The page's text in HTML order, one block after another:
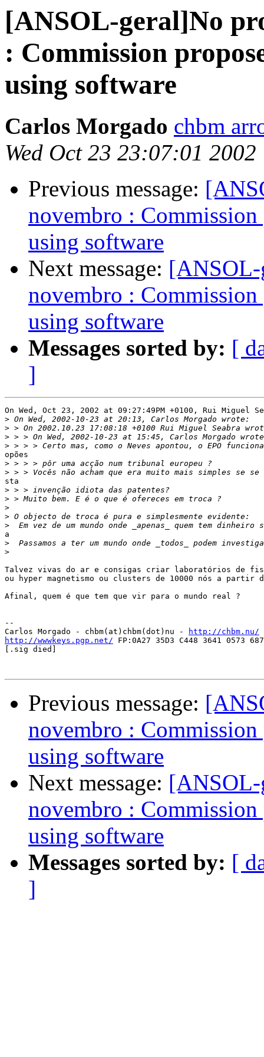
[ANSOL-geral]No
: Commission
using software
Carlos Morgado chbm
Wed Oct 23 23:07:01 2002
Previous message:
novembro :
using software
Next message: [ANSOL-
novembro :
using software
Messages sorted by: [
]
On Wed, Oct 23, 2002 at 09:27:49PM +0100, Rui Miguel
>
>
>
>
opões
>
>
sta
>
>
>
>
>
a
>
>
Talvez vivas do ar e consigas criar laboratórios de
ou hyper magnetismo ou clusters de 10000 nós a partir
Afinal, quem é que tem que vir para o mundo real ?
--
Carlos Morgado - chbm(at)chbm(dot)nu -
http://chbm.nu/
http://wwwkeys.pgp.net/ FP:0A27 35D3 C448 3641 0573
[.sig died]
Previous message:
novembro :
using software
Next message: [ANSOL-
novembro :
using software
Messages sorted by: [
]